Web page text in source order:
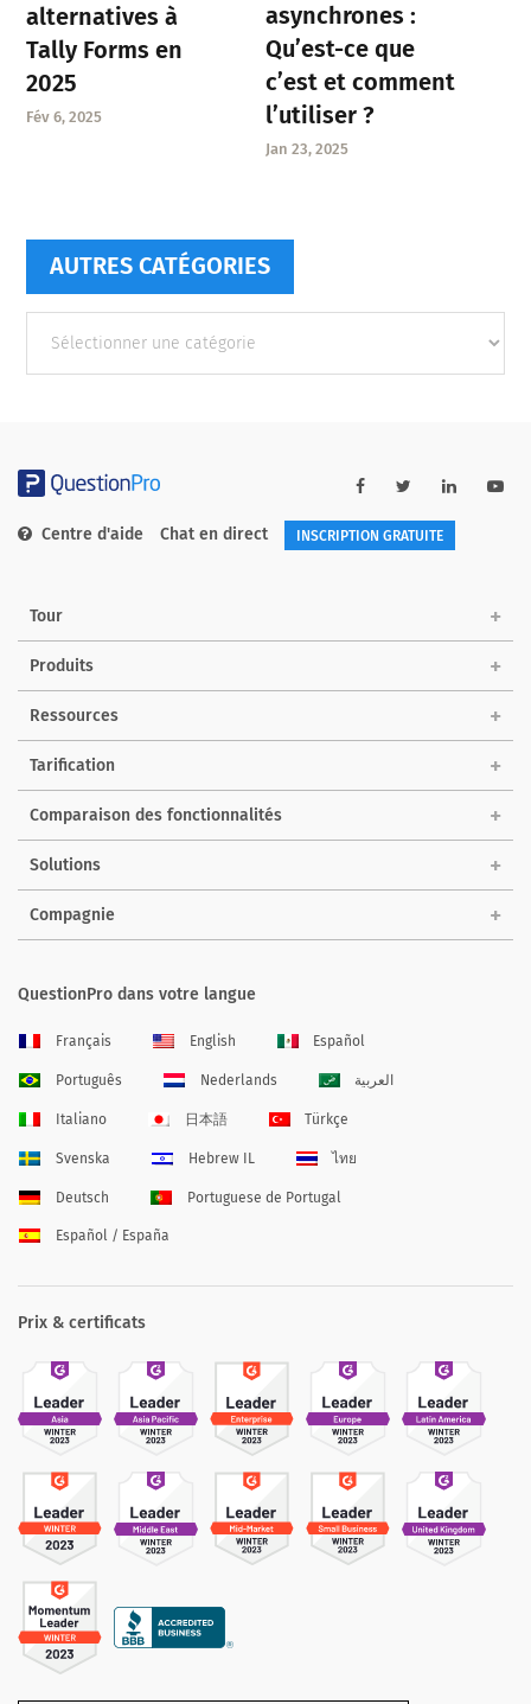
alternatives à
Tally Forms en
2025
Fév 6, 2025
asynchrones :
Qu’est-ce que
c’est et comment
l’utiliser ?
Jan 23, 2025
AUTRES CATÉGORIES
catégories
Centre d'aide Chat en direct INSCRIPTION GRATUITE
Tour
Produits
Ressources
Tarification
Comparaison des fonctionnalités
Solutions
Compagnie
QuestionPro dans votre langue
Français English Español
Português Nederlands العربية
Italiano 日本語 Türkçe
Svenska Hebrew IL ไทย
Deutsch Portuguese de Portugal
Español / España
Prix & certificats